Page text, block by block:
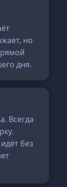
но
дня.
Всегда
без